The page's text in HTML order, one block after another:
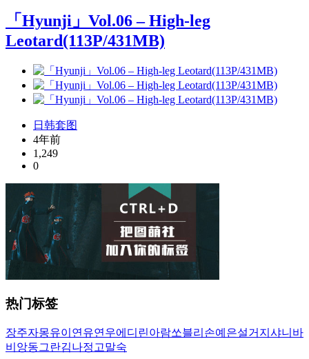
「Hyunji」Vol.06 – High-leg
Leotard(113P/431MB)
日韩套图
4年前
1,249
0
热门标签
장주자몽유이 연유연우에디린아람쏘블리 손예은설거지 샤니 바
비앙동그란김나정 고말숙